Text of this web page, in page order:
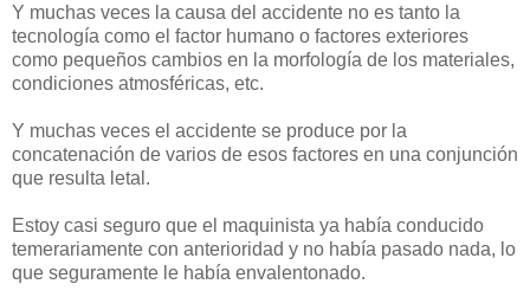
Y muchas veces la causa del accidente no es tanto la
tecnología como el factor humano o factores exteriores
como pequeños cambios en la morfología de los materiales,
condiciones atmosféricas, etc.
Y muchas veces el accidente se produce por la
concatenación de varios de esos factores en una conjunción
que resulta letal.
Estoy casi seguro que el maquinista ya había conducido
temerariamente con anterioridad y no había pasado nada, lo
que seguramente le había envalentonado.